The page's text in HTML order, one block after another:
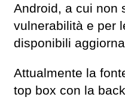
Android, a cui non
vulnerabilità e per
disponibili
Attualmente la
top box con la